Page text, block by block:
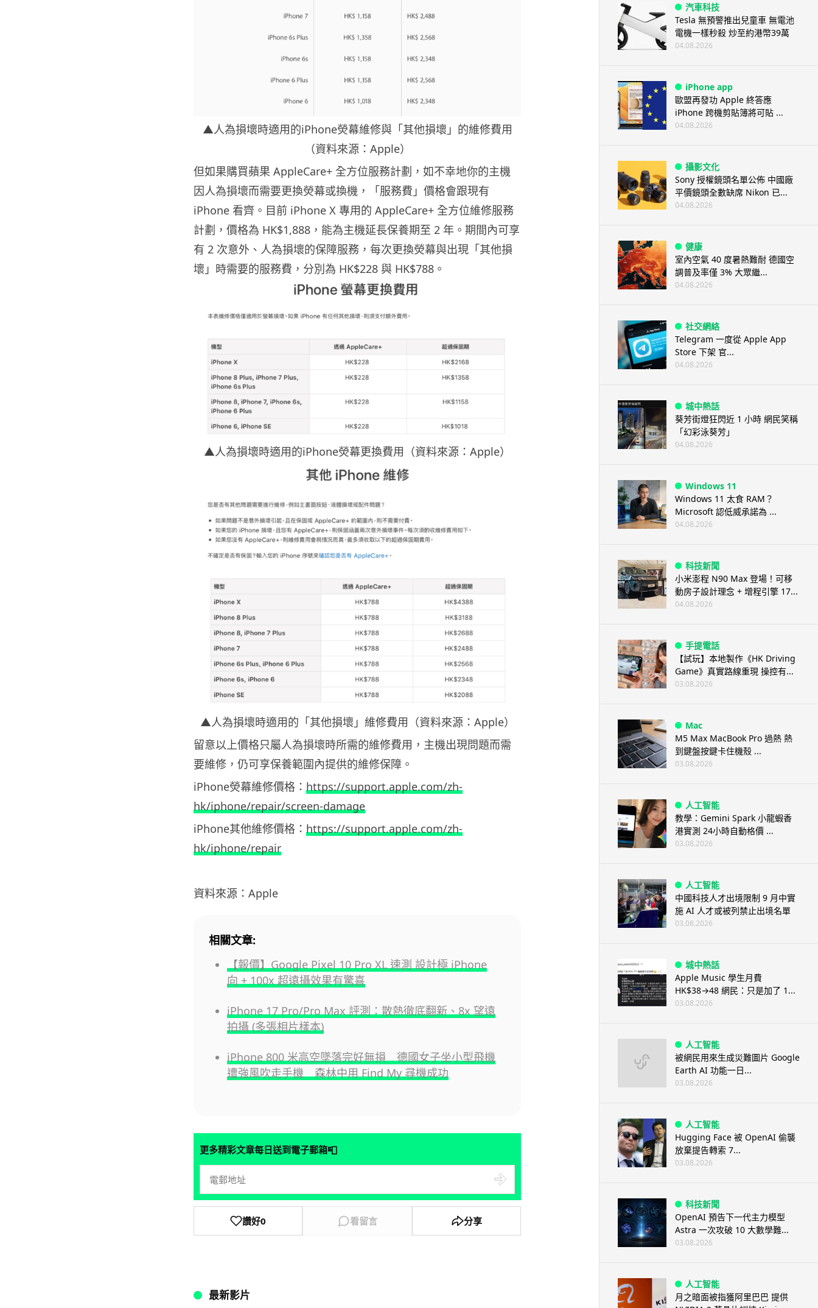
▲人為損壞時適用的iPhone熒幕維修與「其他損壞」的維修費用
（資料來源：Apple）
但如果購買蘋果 AppleCare+ 全方位服務計劃，如不幸地你的主機
因人為損壞而需要更換熒幕或換機，「服務費」價格會跟現有
iPhone 看齊。目前 iPhone X 專用的 AppleCare+ 全方位維修服務
計劃，價格為 HK$1,888，能為主機延長保養期至 2 年。期間內可享
有 2 次意外、人為損壞的保障服務，每次更換熒幕與出現「其他損
壞」時需要的服務費，分別為 HK$228 與 HK$788。
▲人為損壞時適用的iPhone熒幕更換費用（資料來源：Apple）
▲人為損壞時適用的「其他損壞」維修費用（資料來源：Apple）
留意以上價格只屬人為損壞時所需的維修費用，主機出現問題而需
要維修，仍可享保養範圍內提供的維修保障。
iPhone熒幕維修價格： https://support.apple.com/zh-
hk/iphone/repair/screen-damage
iPhone其他維修價格： https://support.apple.com/zh-
hk/iphone/repair
資料來源：Apple
相關文章:
【報價】Google Pixel 10 Pro XL 速測 設計極 iPhone
向 + 100x 超遠攝效果有驚喜
iPhone 17 Pro/Pro Max 評測：散熱徹底翻新、8x 望遠
拍攝 (多張相片樣本)
iPhone 800 米高空墜落完好無損 德國女子坐小型飛機
遭強風吹走手機 森林中用 Find My 尋機成功
更多精彩文章每日送到電子郵箱📮
讚好0 看留言 分享
最新影片
汽車科技
Tesla 無預警推出兒童車 無電池
電機一樣秒殺 炒至約港幣39萬
04.08.2026
iPhone app
歐盟再發功 Apple 終答應
iPhone 跨機剪貼簿將可貼 ...
04.08.2026
攝影文化
Sony 授權鏡頭名單公佈 中國廠
平價鏡頭全數缺席 Nikon 已...
04.08.2026
健康
室內空氣 40 度暑熱難耐 德國空
調普及率僅 3% 大眾繼...
04.08.2026
社交網絡
Telegram 一度從 Apple App
Store 下架 官...
04.08.2026
城中熱話
葵芳街燈狂閃近 1 小時 網民笑稱
「幻彩泳葵芳」
04.08.2026
Windows 11
Windows 11 太食 RAM？
Microsoft 認低威承諾為 ...
04.08.2026
科技新聞
小米澎程 N90 Max 登場！可移
動房子設計理念 + 增程引擎 17...
04.08.2026
手提電話
【試玩】本地製作《HK Driving
Game》真實路線重現 操控有...
03.08.2026
Mac
M5 Max MacBook Pro 過熱 熱
到鍵盤按鍵卡住機殼 ...
03.08.2026
人工智能
教學：Gemini Spark 小龍蝦香
港實測 24小時自動格價 ...
03.08.2026
人工智能
中國科技人才出境限制 9 月中實
施 AI 人才或被列禁止出境名單
03.08.2026
城中熱話
Apple Music 學生月費
HK$38→48 網民：只是加了 1...
03.08.2026
人工智能
被網民用來生成災難圖片 Google
Earth AI 功能一日...
03.08.2026
人工智能
Hugging Face 被 OpenAI 偷襲
放棄提告轉索 7...
03.08.2026
科技新聞
OpenAI 預告下一代主力模型
Astra 一次攻破 10 大數學難...
03.08.2026
人工智能
月之暗面被指獲阿里巴巴 提供